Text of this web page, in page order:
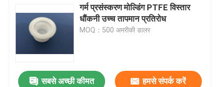
गर्म प्रसंस्करण मोल्डिंग PTFE विस्तार
धौंकनी उच्च तापमान प्रतिरोध
MOQ：500 अमरीकी डालर
सबसे अच्छी कीमत हमसे संपर्क करें